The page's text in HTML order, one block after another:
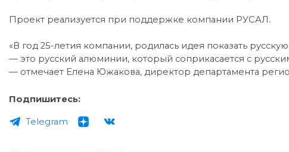
Проект реализуется при поддержке компании РУСАЛ.
«В год 25-летия компании, родилась идея показать
— это русский алюминии, который соприкасается с
— отмечает Елена Южакова, директор департамента
Подпишитесь:
Telegram